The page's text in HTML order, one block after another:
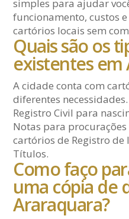
simples para ajudar
funcionamento, custos
cartórios locais sem
Quais são os
existentes em
A cidade conta com
diferentes
Registro Civil para
Notas para
cartórios de Registro de
Títulos.
Como faço
uma cópia de
Araraquara?